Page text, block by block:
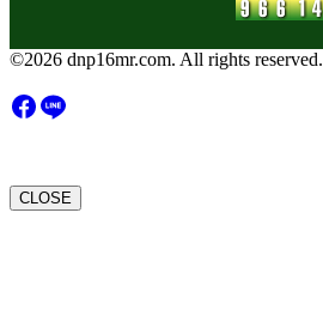
©2026 dnp16mr.com. All rights reserved.
CLOSE